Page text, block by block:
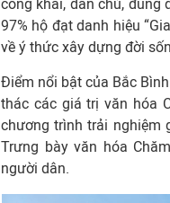
công khai, dân chủ, đúng
97% hộ đạt danh hiệu
về ý thức xây dựng đời
Điểm nổi bật của Bắc
thác các giá trị văn hóa
chương trình trải nghiệm
Trưng bày văn hóa
người dân.